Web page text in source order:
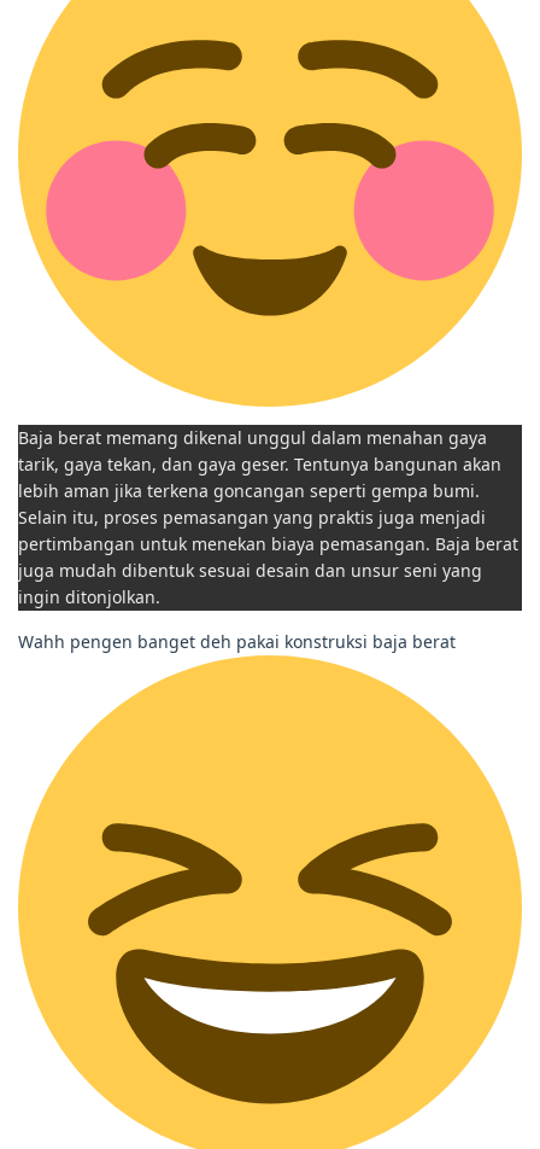
Baja berat memang dikenal unggul dalam menahan gaya
tarik, gaya tekan, dan gaya geser. Tentunya bangunan akan
lebih aman jika terkena goncangan seperti gempa bumi.
Selain itu, proses pemasangan yang praktis juga menjadi
pertimbangan untuk menekan biaya pemasangan. Baja berat
juga mudah dibentuk sesuai desain dan unsur seni yang
ingin ditonjolkan.
Wahh pengen banget deh pakai konstruksi baja berat